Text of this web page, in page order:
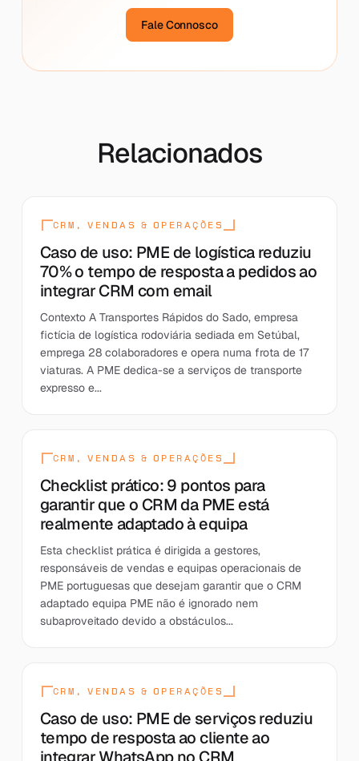
Fale Connosco
Relacionados
CRM, VENDAS & OPERAÇÕES
Caso de uso: PME de logística reduziu
70% o tempo de resposta a pedidos ao
integrar CRM com email
Contexto A Transportes Rápidos do Sado, empresa
fictícia de logística rodoviária sediada em Setúbal,
emprega 28 colaboradores e opera numa frota de 17
viaturas. A PME dedica-se a serviços de transporte
expresso e...
CRM, VENDAS & OPERAÇÕES
Checklist prático: 9 pontos para
garantir que o CRM da PME está
realmente adaptado à equipa
Esta checklist prática é dirigida a gestores,
responsáveis de vendas e equipas operacionais de
PME portuguesas que desejam garantir que o CRM
adaptado equipa PME não é ignorado nem
subaproveitado devido a obstáculos...
CRM, VENDAS & OPERAÇÕES
Caso de uso: PME de serviços reduziu
tempo de resposta ao cliente ao